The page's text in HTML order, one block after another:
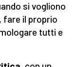
si vogliono
fare il proprio
tutti e